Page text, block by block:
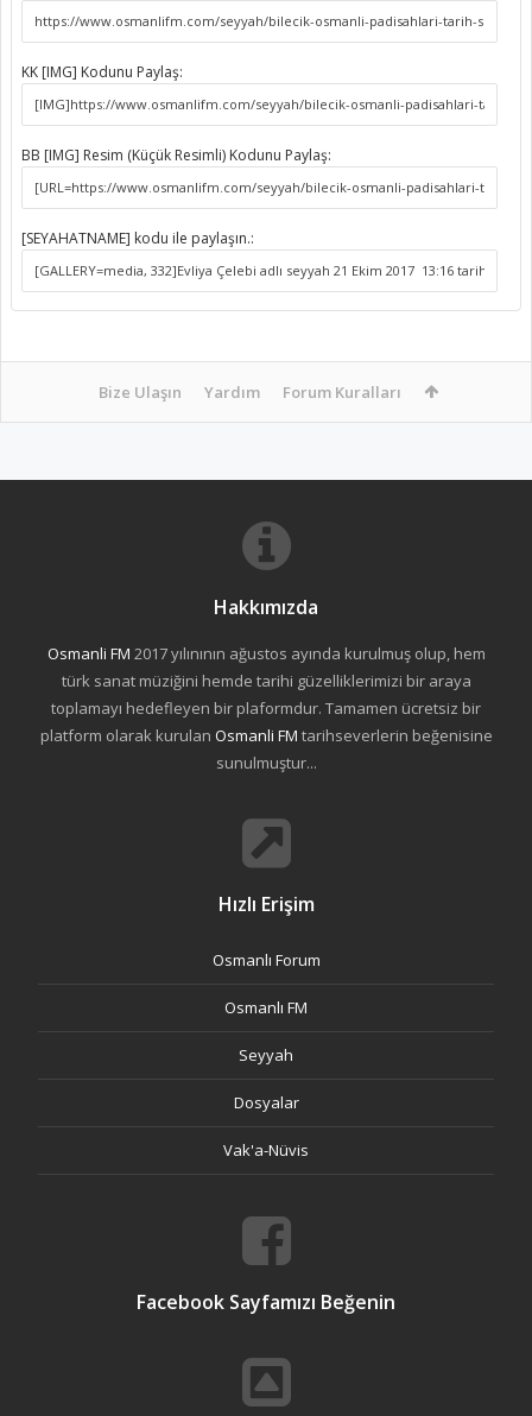
KK [IMG] Kodunu Paylaş:
BB [IMG] Resim (Küçük Resimli) Kodunu Paylaş:
[SEYAHATNAME] kodu ile paylaşın.:
Bize Ulaşın Yardım Forum Kuralları
Hakkımızda
Osmanli FM 2017 yılınının ağustos ayında kurulmuş olup, hem
türk sanat müziğini hemde tarihi güzelliklerimizi bir araya
toplamayı hedefleyen bir plaformdur. Tamamen ücretsiz bir
platform olarak kurulan Osmanli FM tarihseverlerin beğenisine
sunulmuştur...
Hızlı Erişim
Osmanlı Forum
Osmanlı FM
Seyyah
Dosyalar
Vak'a-Nüvis
Facebook Sayfamızı Beğenin